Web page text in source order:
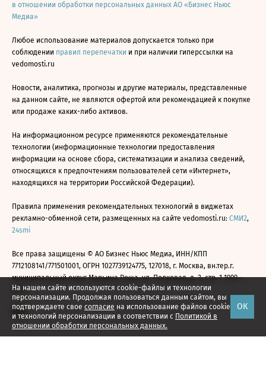
На нашем сайте используются cookie-файлы и технологии
персонализации. Продолжая пользоваться данным сайтом, вы
подтверждаете свое согласие на использование файлов cookie
и технологий персонализации в соответствии с Политикой в
отношении обработки персональных данных.
ОК
в отношении обработки персональных данных АО «Бизнес Ньюс
Медиа»
Любое использование материалов допускается только при
соблюдении правил перепечатки и при наличии гиперссылки на
vedomosti.ru
Новости, аналитика, прогнозы и другие материалы, представленные
на данном сайте, не являются офертой или рекомендацией к покупке
или продаже каких-либо активов.
На информационном ресурсе применяются рекомендательные
технологии (информационные технологии предоставления
информации на основе сбора, систематизации и анализа сведений,
относящихся к предпочтениям пользователей сети «Интернет»,
находящихся на территории Российской Федерации).
Правила применения рекомендательных технологий в виджетах
рекламно-обменной сети, размещенных на сайте vedomosti.ru: СМИ2,
24smi
Все права защищены © АО Бизнес Ньюс Медиа, ИНН/КПП
7712108141/771501001, ОГРН 1027739124775, 127018, г. Москва, вн.тер.г.
муниципальный округ Марьина Роща, ул. Полковая, д. 3, стр. 1 1999—
2026